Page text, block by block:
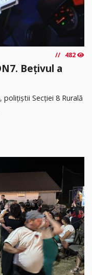
482
Bețivul a
Secției 8 Rurală